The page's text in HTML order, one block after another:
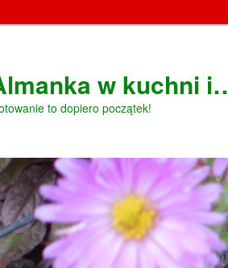
w kuchni
to dopiero początek!